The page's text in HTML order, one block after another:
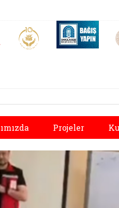
sekmede açılır)
AİLEM İletişim Merkezi (yeni sekmede
Aile ve Nüfus On Yılı (yeni
Projeler